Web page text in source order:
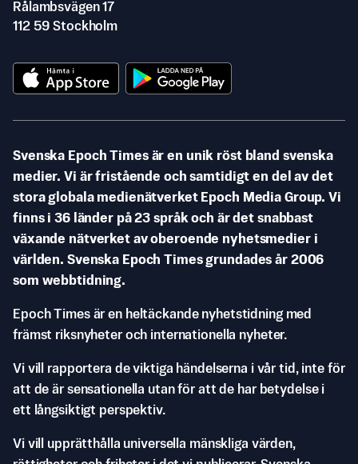
Rålambsvägen 17
112 59 Stockholm
Svenska Epoch Times är en unik röst bland svenska
medier. Vi är fristående och samtidigt en del av det
stora globala medienätverket Epoch Media Group. Vi
finns i 36 länder på 23 språk och är det snabbast
växande nätverket av oberoende nyhetsmedier i
världen. Svenska Epoch Times grundades år 2006
som webbtidning.
Epoch Times är en heltäckande nyhetstidning med
främst riksnyheter och internationella nyheter.
Vi vill rapportera de viktiga händelserna i vår tid, inte för
att de är sensationella utan för att de har betydelse i
ett långsiktigt perspektiv.
Vi vill upprätthålla universella mänskliga värden,